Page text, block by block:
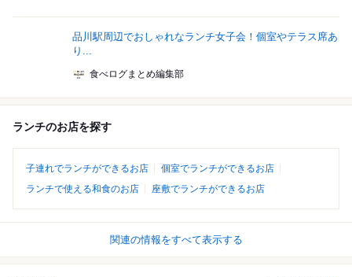
品川駅周辺でおしゃれなランチ女子会！個室やテラス席あ
り...
食べログまとめ編集部
ランチのお店を探す
子連れでランチができるお店
個室でランチができるお店
ランチで使える和食のお店
座敷でランチができるお店
関連の情報をすべて表示する